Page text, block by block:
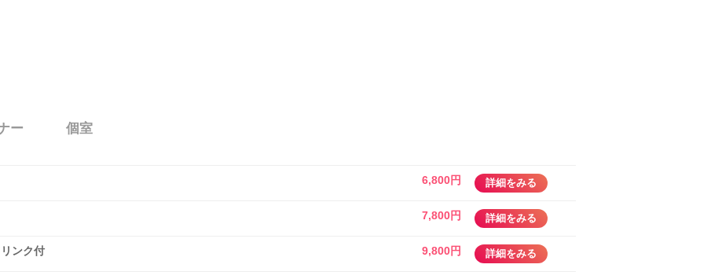
6,800円 詳細をみる
7,800円 詳細をみる
ンク付 9,800円 詳細をみる
ー 個室